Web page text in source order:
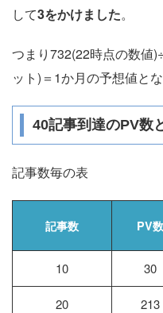
して3をかけました。
つまり732(22時点の数値
ット)＝1か月の予想値とな
40記事到達のPV数
記事数毎の表
記事数 PV数
10 30
20 213